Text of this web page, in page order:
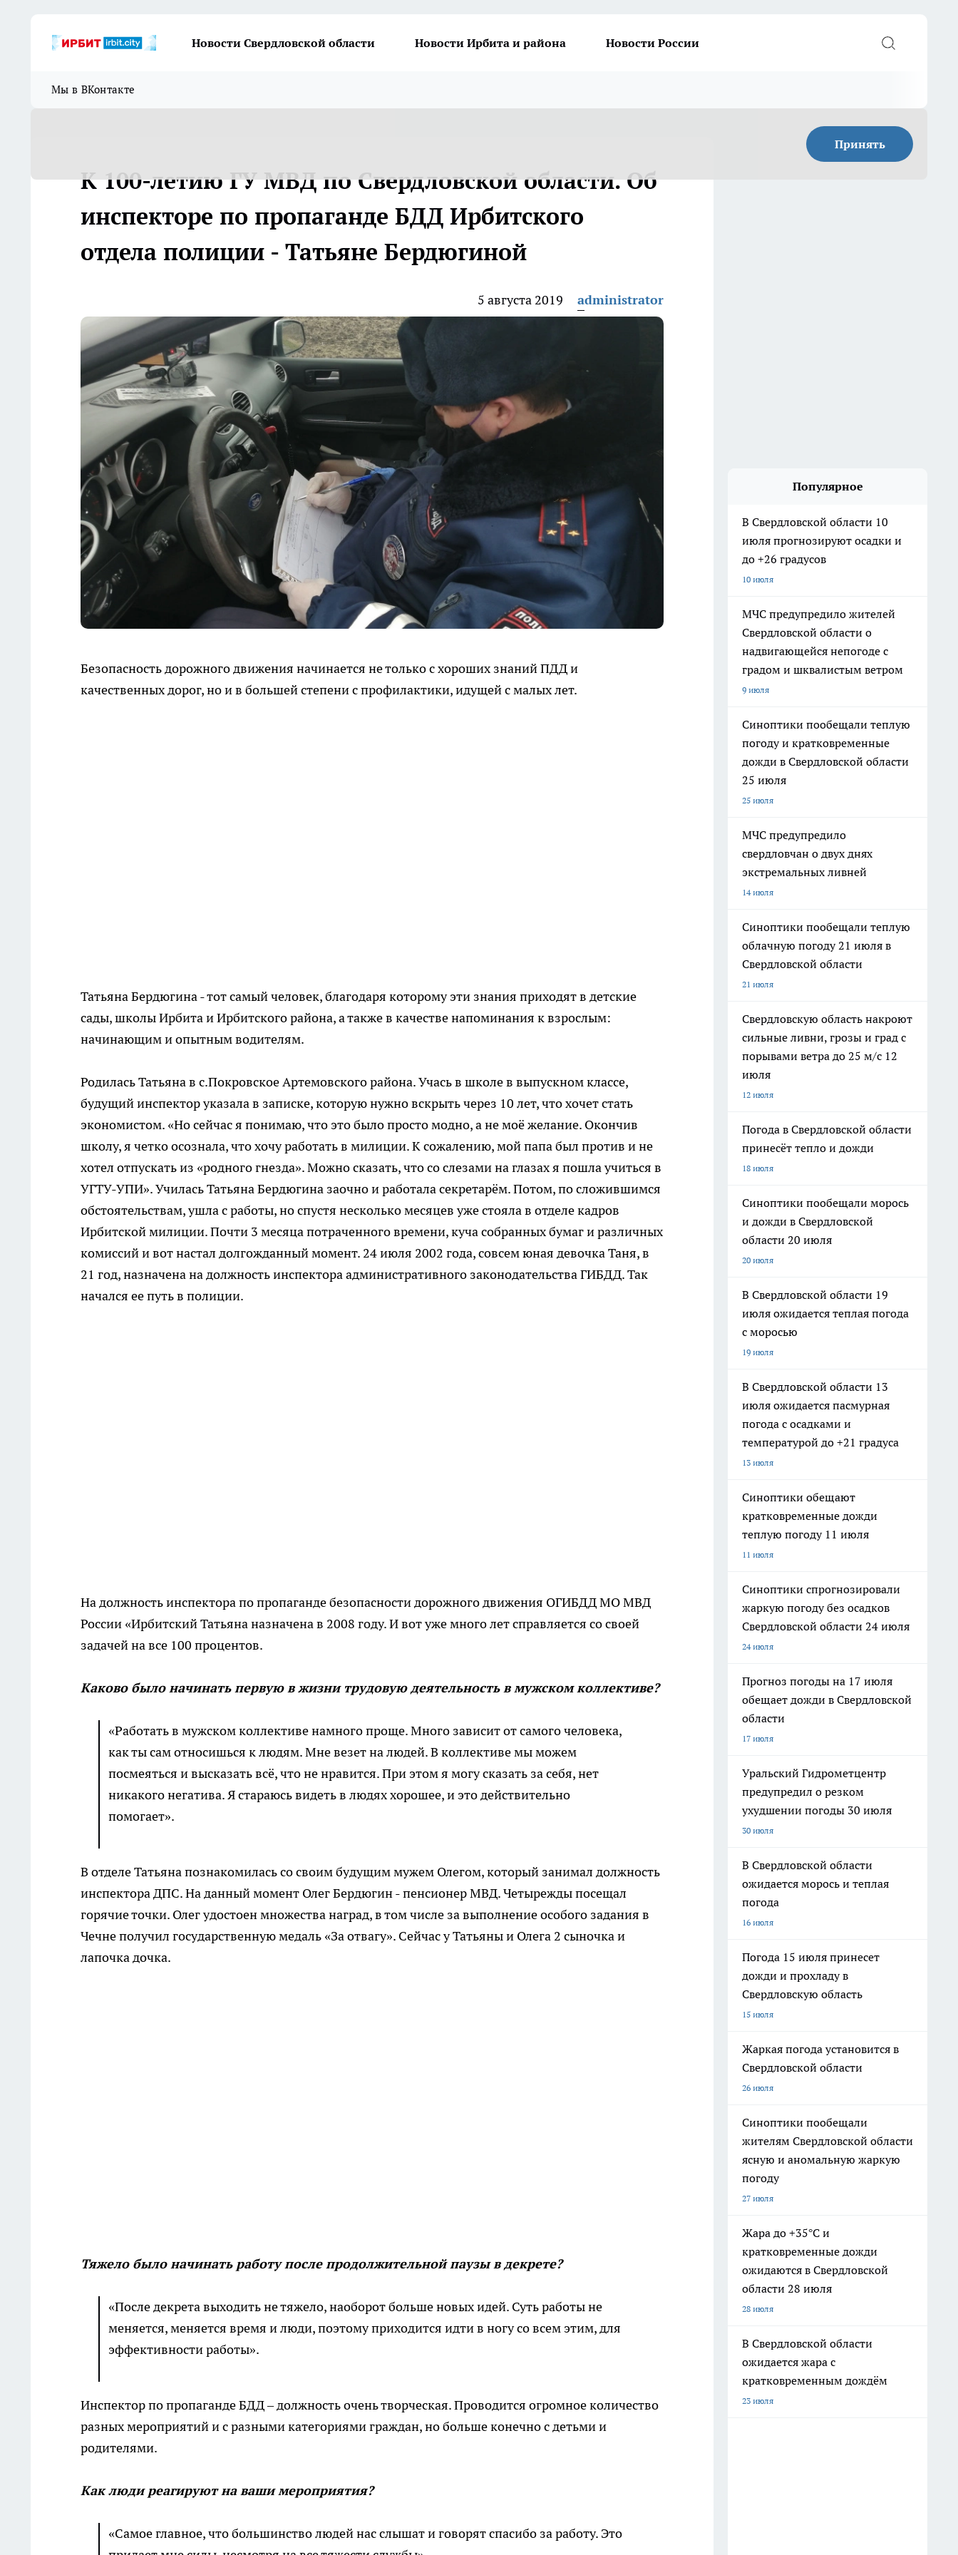
Новости Свердловской области Новости Ирбита и района Новости России
Мы в ВКонтакте
Принять
К 100-летию ГУ МВД по Свердловской области. Об
инспекторе по пропаганде БДД Ирбитского
отдела полиции - Татьяне Бердюгиной
5 августа 2019 administrator
Безопасность дорожного движения начинается не только с хороших знаний ПДД и
качественных дорог, но и в большей степени с профилактики, идущей с малых лет.
Татьяна Бердюгина - тот самый человек, благодаря которому эти знания приходят в детские
сады, школы Ирбита и Ирбитского района, а также в качестве напоминания к взрослым:
начинающим и опытным водителям.
Родилась Татьяна в с.Покровское Артемовского района. Учась в школе в выпускном классе,
будущий инспектор указала в записке, которую нужно вскрыть через 10 лет, что хочет стать
экономистом. «Но сейчас я понимаю, что это было просто модно, а не моё желание. Окончив
школу, я четко осознала, что хочу работать в милиции. К сожалению, мой папа был против и не
хотел отпускать из «родного гнезда». Можно сказать, что со слезами на глазах я пошла учиться в
УГТУ-УПИ». Училась Татьяна Бердюгина заочно и работала секретарём. Потом, по сложившимся
обстоятельствам, ушла с работы, но спустя несколько месяцев уже стояла в отделе кадров
Ирбитской милиции. Почти 3 месяца потраченного времени, куча собранных бумаг и различных
комиссий и вот настал долгожданный момент. 24 июля 2002 года, совсем юная девочка Таня, в
21 год, назначена на должность инспектора административного законодательства ГИБДД. Так
начался ее путь в полиции.
На должность инспектора по пропаганде безопасности дорожного движения ОГИБДД МО МВД
России «Ирбитский Татьяна назначена в 2008 году. И вот уже много лет справляется со своей
задачей на все 100 процентов.
Каково было начинать первую в жизни трудовую деятельность в мужском коллективе?
«Работать в мужском коллективе намного проще. Много зависит от самого человека,
как ты сам относишься к людям. Мне везет на людей. В коллективе мы можем
посмеяться и высказать всё, что не нравится. При этом я могу сказать за себя, нет
никакого негатива. Я стараюсь видеть в людях хорошее, и это действительно
помогает».
В отделе Татьяна познакомилась со своим будущим мужем Олегом, который занимал должность
инспектора ДПС. На данный момент Олег Бердюгин - пенсионер МВД. Четырежды посещал
горячие точки. Олег удостоен множества наград, в том числе за выполнение особого задания в
Чечне получил государственную медаль «За отвагу». Сейчас у Татьяны и Олега 2 сыночка и
лапочка дочка.
Тяжело было начинать работу после продолжительной паузы в декрете?
«После декрета выходить не тяжело, наоборот больше новых идей. Суть работы не
меняется, меняется время и люди, поэтому приходится идти в ногу со всем этим, для
эффективности работы».
Инспектор по пропаганде БДД – должность очень творческая. Проводится огромное количество
разных мероприятий и с разными категориями граждан, но больше конечно с детьми и
родителями.
Как люди реагируют на ваши мероприятия?
«Самое главное, что большинство людей нас слышат и говорят спасибо за работу. Это
Популярное
В Свердловской области 10
июля прогнозируют осадки и
до +26 градусов
10 июля
МЧС предупредило жителей
Свердловской области о
надвигающейся непогоде с
градом и шквалистым ветром
9 июля
Синоптики пообещали теплую
погоду и кратковременные
дожди в Свердловской области
25 июля
25 июля
МЧС предупредило
свердловчан о двух днях
экстремальных ливней
14 июля
Синоптики пообещали теплую
облачную погоду 21 июля в
Свердловской области
21 июля
Свердловскую область накроют
сильные ливни, грозы и град с
порывами ветра до 25 м/с 12
июля
12 июля
Погода в Свердловской области
принесёт тепло и дожди
18 июля
Синоптики пообещали морось
и дожди в Свердловской
области 20 июля
20 июля
В Свердловской области 19
июля ожидается теплая погода
с моросью
19 июля
В Свердловской области 13
июля ожидается пасмурная
погода с осадками и
температурой до +21 градуса
13 июля
Синоптики обещают
кратковременные дожди
теплую погоду 11 июля
11 июля
Синоптики спрогнозировали
жаркую погоду без осадков
Свердловской области 24 июля
24 июля
Прогноз погоды на 17 июля
обещает дожди в Свердловской
области
17 июля
Уральский Гидрометцентр
предупредил о резком
ухудшении погоды 30 июля
30 июля
В Свердловской области
ожидается морось и теплая
погода
16 июля
Погода 15 июля принесет
дожди и прохладу в
Свердловскую область
15 июля
Жаркая погода установится в
Свердловской области
26 июля
Синоптики пообещали
жителям Свердловской области
ясную и аномальную жаркую
погоду
27 июля
Жара до +35°С и
кратковременные дожди
ожидаются в Свердловской
области 28 июля
28 июля
В Свердловской области
ожидается жара с
кратковременным дождём
23 июля